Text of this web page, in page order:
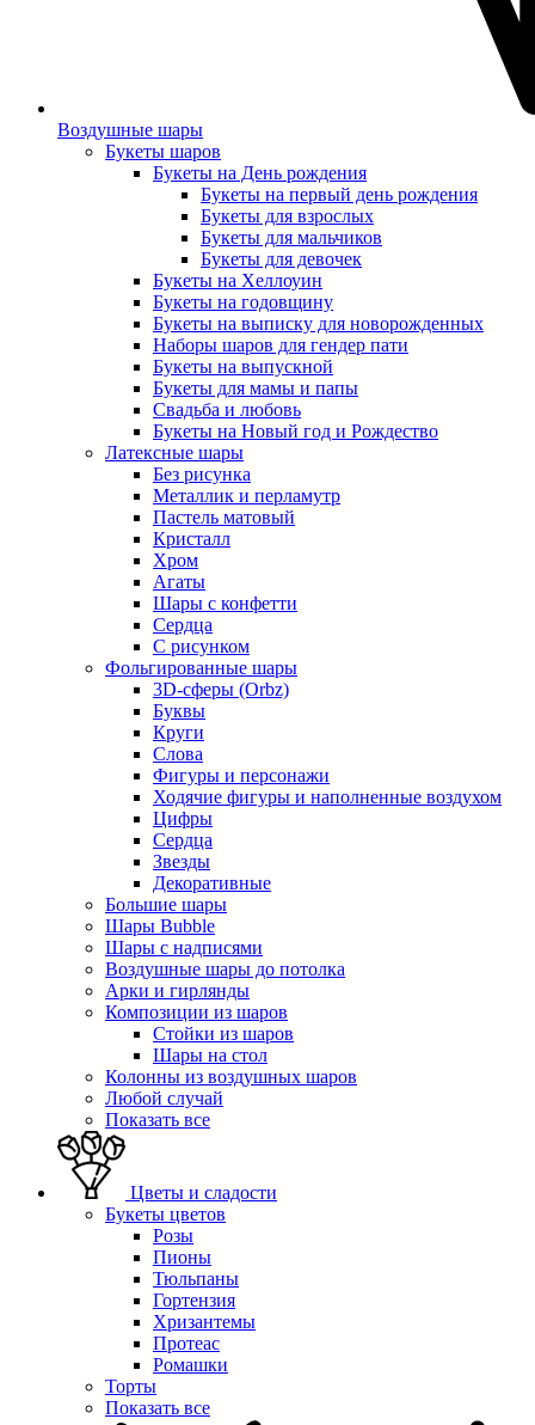
Воздушные шары
Букеты шаров
Букеты на День рождения
Букеты на первый день рождения
Букеты для взрослых
Букеты для мальчиков
Букеты для девочек
Букеты на Хеллоуин
Букеты на годовщину
Букеты на выписку для новорожденных
Наборы шаров для гендер пати
Букеты на выпускной
Букеты для мамы и папы
Свадьба и любовь
Букеты на Новый год и Рождество
Латексные шары
Без рисунка
Металлик и перламутр
Пастель матовый
Кристалл
Хром
Агаты
Шары с конфетти
Сердца
С рисунком
Фольгированные шары
3D-сферы (Orbz)
Буквы
Круги
Слова
Фигуры и персонажи
Ходячие фигуры и наполненные воздухом
Цифры
Сердца
Звезды
Декоративные
Большие шары
Шары Bubble
Шары с надписями
Воздушные шары до потолка
Арки и гирлянды
Композиции из шаров
Стойки из шаров
Шары на стол
Колонны из воздушных шаров
Любой случай
Показать все
Цветы и сладости
Букеты цветов
Розы
Пионы
Тюльпаны
Гортензия
Хризантемы
Протеас
Ромашки
Торты
Показать все